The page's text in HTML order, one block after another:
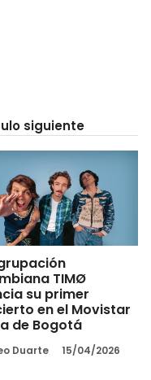
siguiente
TIMØ
su primer
en el Movistar
de Bogotá
Duarte 15/04/2026